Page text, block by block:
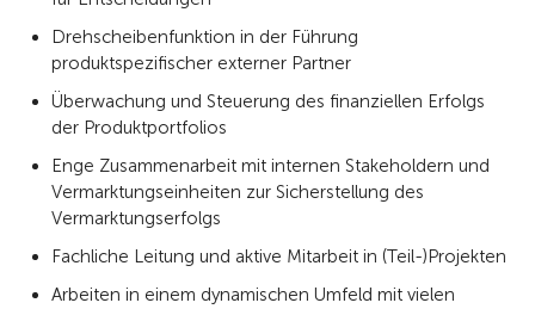
Drehscheibenfunktion in der Führung
produktspezifischer externer Partner
Überwachung und Steuerung des finanziellen Erfolgs
der Produktportfolios
Enge Zusammenarbeit mit internen Stakeholdern und
Vermarktungseinheiten zur Sicherstellung des
Vermarktungserfolgs
Fachliche Leitung und aktive Mitarbeit in (Teil-)Projekten
Arbeiten in einem dynamischen Umfeld mit vielen